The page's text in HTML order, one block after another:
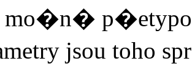
jsou toho